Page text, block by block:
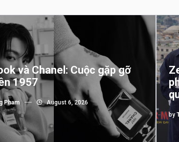
và Chanel: Cuộc gặp gỡ
1957
Pham August 6, 2026
by